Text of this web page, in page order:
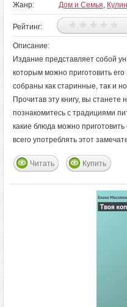
Жанр: Дом и Семья,
Рейтинг:
Описание:
Издание представляет собой
которым можно приготовить
собраны как старинные, так и
Прочитав эту книгу, вы
познакомитесь с традициями
какие блюда можно
всего употреблять этот
Читать Купить